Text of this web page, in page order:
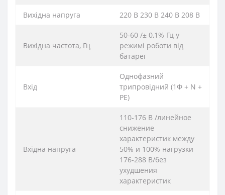
Вихідна напруга 220 В 230 В 240 В 208 В
Вихідна частота, Гц
50-60 /± 0,1% Гц у
режимі роботи від
батареї
Вхід
Однофазний
трипровідний (1Φ + N +
PE)
Вхідна напруга
110-176 В /линейное
снижение
характеристик между
50% и 100% нагрузки
176-288 В/без
ухудшения
характеристик